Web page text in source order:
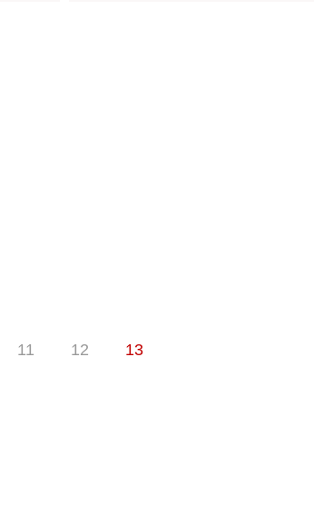
11 12 13